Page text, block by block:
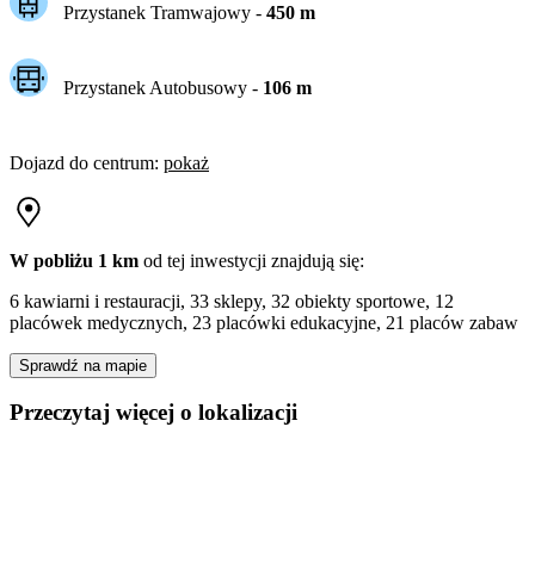
Przystanek Tramwajowy - 450m
Przystanek Autobusowy - 106m
Dojazd do centrum: pokaż
W pobliżu 1 km od tej inwestycji znajdują się:
6 kawiarni i restauracji, 33 sklepy, 32 obiekty sportowe, 12
placówek medycznych, 23 placówki edukacyjne, 21 placów zabaw
Sprawdź na mapie
Przeczytaj więcej o lokalizacji